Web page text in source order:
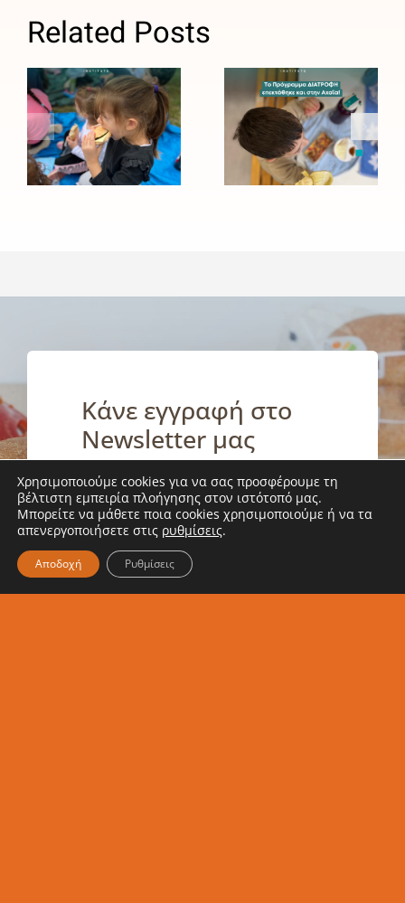
Related Posts
Βασιλόπουλος:
Σταθερός
σύμμαχος
του
Ινστιτούτου
Prolepsis
για τη
σίτιση και
παιδιών
Πρόγραμμα
ΔΙΑΤΡΟΦΗ
του
Ινστιτούτου
Prolepsis
επεκτάθηκε
Κάνε εγγραφή στο
Newsletter μας
Ενημερώσου κι εσύ για τα νέα
μας
Χρησιμοποιούμε cookies για να σας προσφέρουμε τη
βέλτιστη εμπειρία πλοήγησης στον ιστότοπό μας.
Μπορείτε να μάθετε ποια cookies χρησιμοποιούμε ή να τα
απενεργοποιήσετε στις ρυθμίσεις.
Αποδοχή Ρυθμίσεις